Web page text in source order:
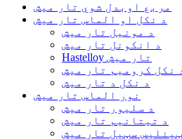
مربع اوبدل شوي تار میش
د نکل او الماس تار میش
د مونیل تار میش
د انکونل تار میش
Hastelloy تار میش
نکل کرومیم تار میش
د نکل د تار میش
نور الماس تار میش
د سلیور تار میش
د تیتانیم تار میش
سټیل تار میش